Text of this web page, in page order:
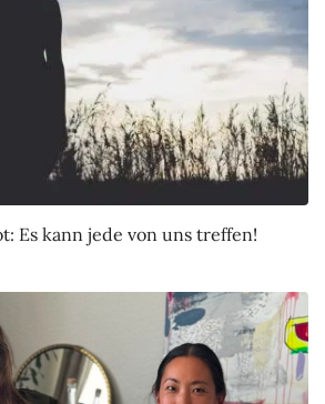
Es kann jede von uns treffen!